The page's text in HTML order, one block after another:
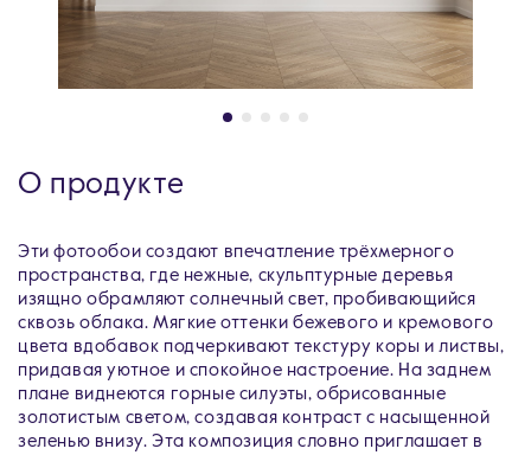
О продукте
Эти фотообои создают впечатление трёхмерного
пространства, где нежные, скульптурные деревья
изящно обрамляют солнечный свет, пробивающийся
сквозь облака. Мягкие оттенки бежевого и кремового
цвета вдобавок подчеркивают текстуру коры и листвы,
придавая уютное и спокойное настроение. На заднем
плане виднеются горные силуэты, обрисованные
золотистым светом, создавая контраст с насыщенной
зеленью внизу. Эта композиция словно приглашает в